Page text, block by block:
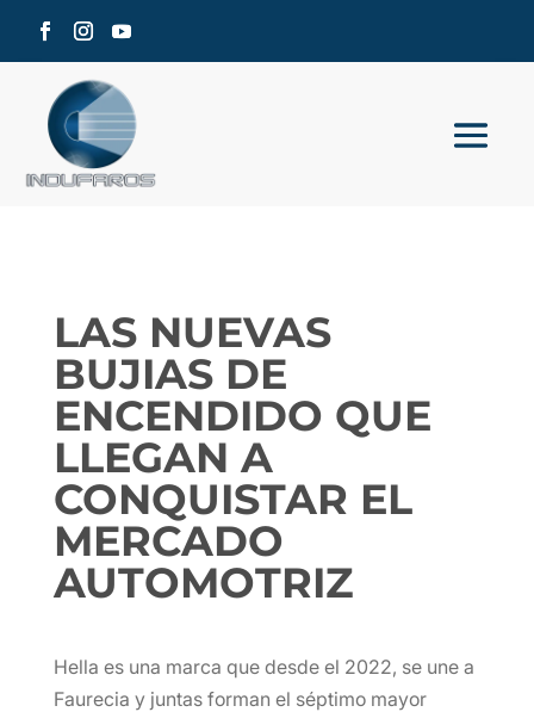
LAS NUEVAS
BUJIAS DE
ENCENDIDO QUE
LLEGAN A
CONQUISTAR EL
MERCADO
AUTOMOTRIZ
Hella es una marca que desde el 2022, se une a
Faurecia y juntas forman el séptimo mayor